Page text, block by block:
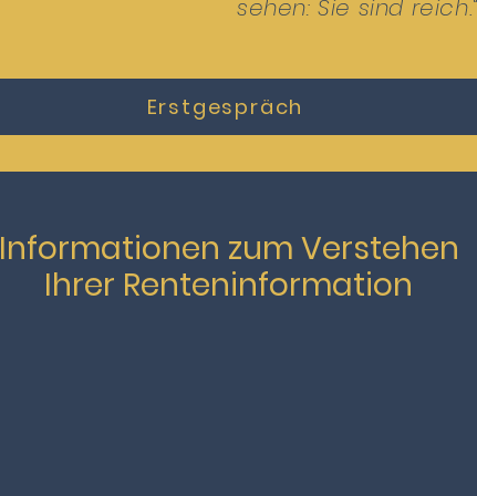
sehen: Sie sind reich.
Erstgespräch
Informationen zum Verstehen
Ihrer Renteninformation